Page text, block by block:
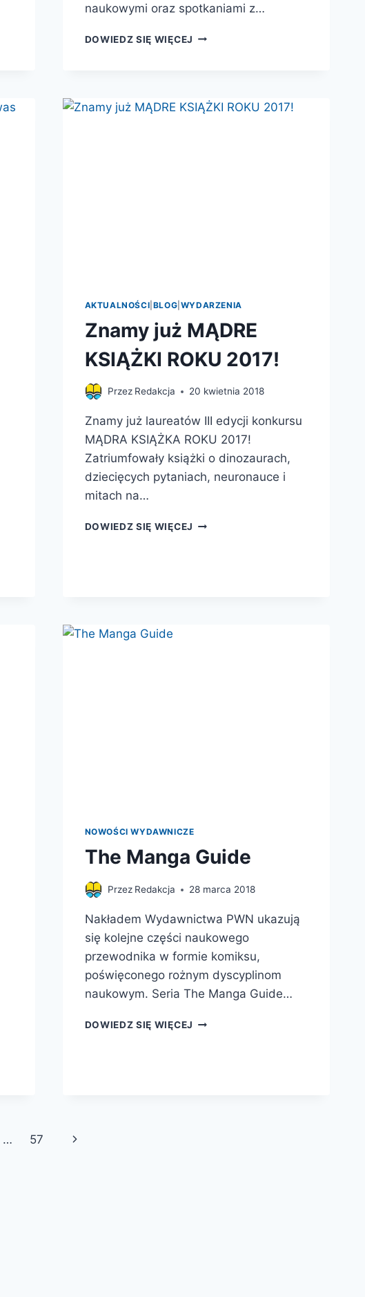
naukowymi oraz spotkaniami z…
DOWIEDZ SIĘ WIĘCEJ DOCS+SCIENCE
AKTUALNOŚCI BLOG WYDARZENIA
Znamy już MĄDRE
KSIĄŻKI ROKU 2017!
Przez Redakcja 20 kwietnia 2018
Znamy już laureatów III edycji konkursu
MĄDRA KSIĄŻKA ROKU 2017!
Zatriumfowały książki o dinozaurach,
dziecięcych pytaniach, neuronauce i
mitach na…
DOWIEDZ SIĘ WIĘCEJ ZNAMY
NOWOŚCI WYDAWNICZE
The Manga Guide
Przez Redakcja 28 marca 2018
Nakładem Wydawnictwa PWN ukazują
się kolejne części naukowego
przewodnika w formie komiksu,
poświęconego rożnym dyscyplinom
naukowym. Seria The Manga Guide…
DOWIEDZ SIĘ WIĘCEJ THE
… 57
Następna